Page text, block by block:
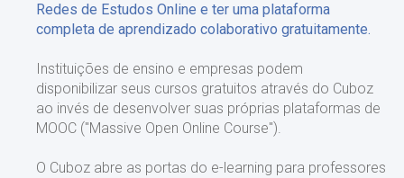
Redes de Estudos Online e ter uma plataforma
completa de aprendizado colaborativo gratuitamente.
Instituições de ensino e empresas podem
disponibilizar seus cursos gratuitos através do Cuboz
ao invés de desenvolver suas próprias plataformas de
MOOC ("Massive Open Online Course").
O Cuboz abre as portas do e-learning para professores